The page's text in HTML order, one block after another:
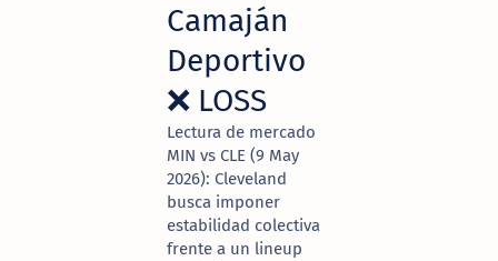
Camaján
Deportivo
❌ LOSS
Lectura de mercado
MIN vs CLE (9 May
2026): Cleveland
busca imponer
estabilidad colectiva
frente a un lineup